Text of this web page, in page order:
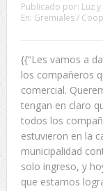
Publicado por: Luz
En: Gremiales /
{{“Les vamos a
los compañeros
comercial.
tengan en claro
todos los
estuvieron en la
municipalidad
solo ingreso, y
que estamos